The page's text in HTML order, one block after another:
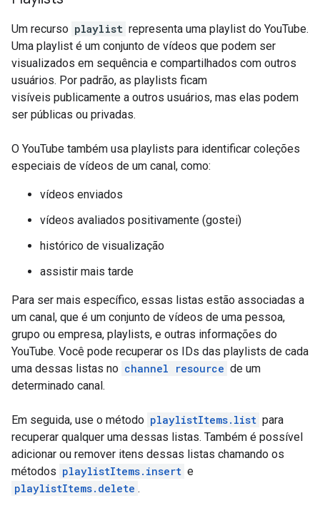
Um recurso playlist representa uma playlist do YouTube.
Uma playlist é um conjunto de vídeos que podem ser
visualizados em sequência e compartilhados com outros
usuários. Por padrão, as playlists ficam
visíveis publicamente a outros usuários, mas elas podem
ser públicas ou privadas.
O YouTube também usa playlists para identificar coleções
especiais de vídeos de um canal, como:
vídeos enviados
vídeos avaliados positivamente (gostei)
histórico de visualização
assistir mais tarde
Para ser mais específico, essas listas estão associadas a
um canal, que é um conjunto de vídeos de uma pessoa,
grupo ou empresa, playlists, e outras informações do
YouTube. Você pode recuperar os IDs das playlists de cada
uma dessas listas no channel resource de um
determinado canal.
Em seguida, use o método playlistItems.list para
recuperar qualquer uma dessas listas. Também é possível
adicionar ou remover itens dessas listas chamando os
métodos playlistItems.insert e
playlistItems.delete .